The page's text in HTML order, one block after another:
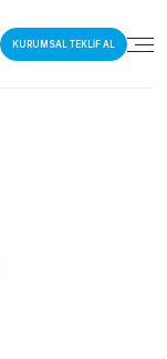
KURUMSAL TEKLİF AL